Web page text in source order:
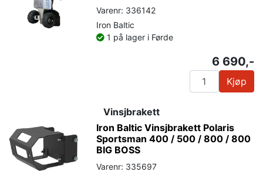
Varenr: 336142
Iron Baltic
1 på lager i Førde
6 690,-
Kjøp
Vinsjbrakett
Iron Baltic Vinsjbrakett Polaris
Sportsman 400 / 500 / 800 / 800
BIG BOSS
Varenr: 335697